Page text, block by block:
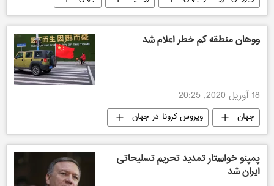
ووهان منطقه کم خطر اعلام شد
18 آوریل 2020, 20:25
جهان ویروس کرونا در جهان
پمپئو خواستار تمدید تحریم تسلیحاتی
ایران شد